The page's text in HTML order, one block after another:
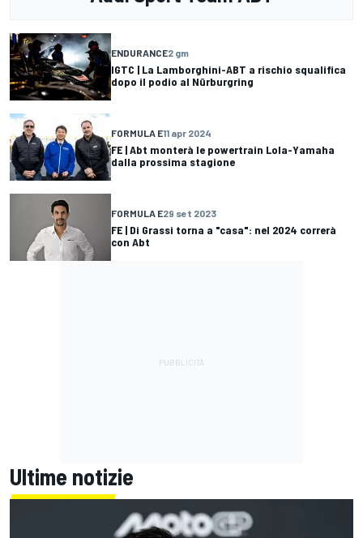
ENDURANCE2 gm
IGTC | La Lamborghini-ABT a rischio squalifica
dopo il podio al Nürburgring
FORMULA E11 apr 2024
FE | Abt monterà le powertrain Lola-Yamaha
dalla prossima stagione
FORMULA E29 set 2023
FE | Di Grassi torna a "casa": nel 2024 correrà
con Abt
Ultime notizie